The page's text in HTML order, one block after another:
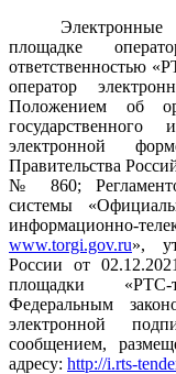
площадке
ответственностью
оператор
Положением об
электронной
Правительства
№ 860;
системы
информационно-
www.torgi.gov.ru»,
России от
площадки «РТС-
Федеральным
электронной
сообщением,
адресу: http://i.rts-